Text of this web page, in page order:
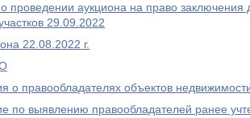
проведении аукциона на право заключения
29.09.2022
22.08.2022 г.
о правообладателях объектов
по выявлению правообладателей ранее